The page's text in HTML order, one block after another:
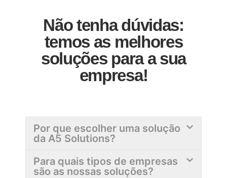
Não tenha dúvidas:
temos as melhores
soluções para a sua
empresa!
Por que escolher uma solução
da A5 Solutions?
Para quais tipos de empresas
são as nossas soluções?